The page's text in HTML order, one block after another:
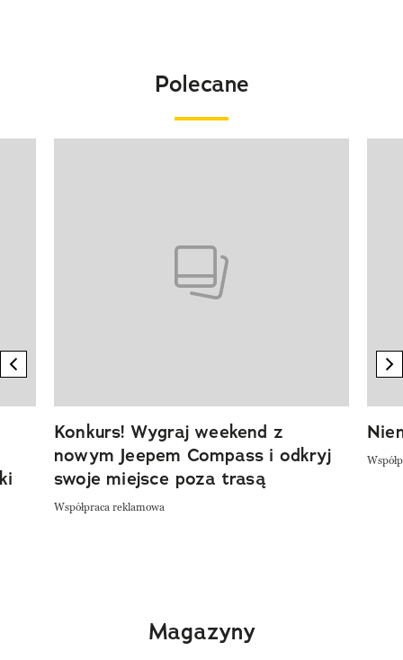
Polecane
previous element
Konkurs! Wygraj weekend z
nowym Jeepem Compass i odkryj
swoje miejsce poza trasą
Współpraca reklamowa
Magazyny